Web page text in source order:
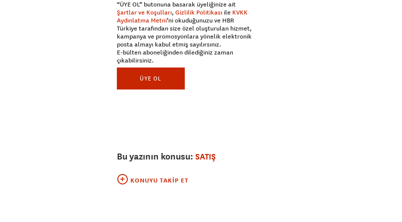
“ÜYE OL” butonuna basarak üyeliğinize ait
Şartlar ve Koşulları, Gizlilik Politikası ile KVKK
Aydınlatma Metni’ni okuduğunuzu ve HBR
Türkiye tarafından size özel oluşturulan hizmet,
kampanya ve promosyonlara yönelik elektronik
posta almayı kabul etmiş sayılırsınız.
E-bülten aboneliğinden dilediğiniz zaman
çıkabilirsiniz.
ÜYE OL
Bu yazının konusu: SATIŞ
KONUYU TAKIP ET